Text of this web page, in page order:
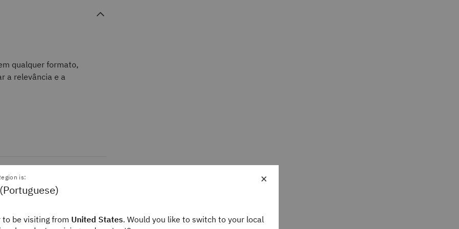
qualquer formato,
a relevância e a
×
is:
to be visiting from United States. Would you like to switch to your local